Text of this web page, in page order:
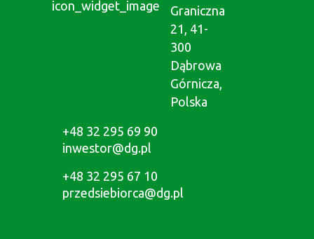
Graniczna
21, 41-
300
Dąbrowa
Górnicza,
Polska
+48 32 295 69 90
inwestor@dg.pl
+48 32 295 67 10
przedsiebiorca@dg.pl